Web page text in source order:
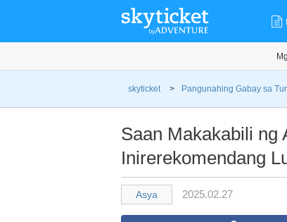
skyticket > Pangunahing Gabay sa
Saan Makakabili ng
Inirerekomendang
Asya 2025.02.27